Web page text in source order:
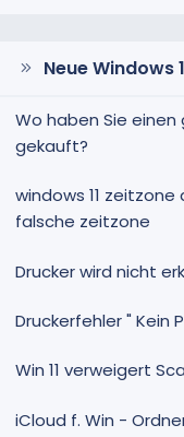
Neue Windows
Wo haben Sie einen
gekauft?
windows 11
falsche zeitzone
Drucker wird nicht
Druckerfehler " Kein
Win 11 verweigert
iCloud f. Win -